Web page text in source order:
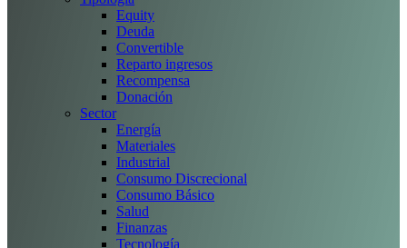
Equity
Deuda
Convertible
Reparto ingresos
Recompensa
Donación
Sector
Energía
Materiales
Industrial
Consumo Discrecional
Consumo Básico
Salud
Finanzas
Tecnología